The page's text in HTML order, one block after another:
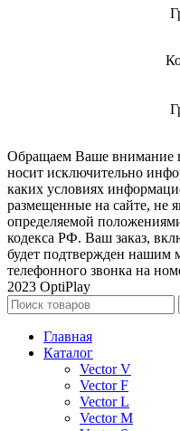
Обращаем Ваше внимание
носит исключительно
каких условиях
размещенные на сайте, не
определяемой
кодекса РФ. Ваш заказ,
будет подтвержден нашим
телефонного звонка на
2023 OptiPlay
Главная
Каталог
Vector V
Vector F
Vector L
Vector M